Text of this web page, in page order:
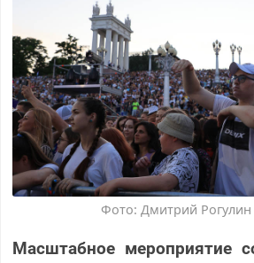
Фото: Дмитрий Рогулин
Масштабное мероприятие